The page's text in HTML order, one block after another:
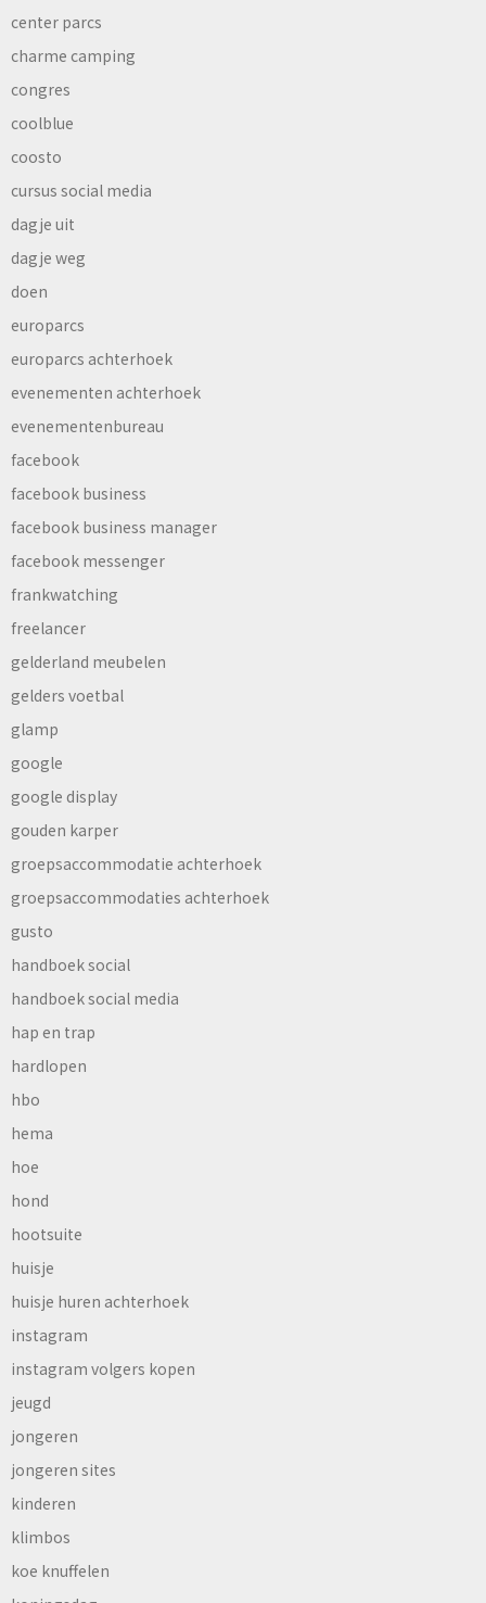
center parcs
charme camping
congres
coolblue
coosto
cursus social media
dagje uit
dagje weg
doen
europarcs
europarcs achterhoek
evenementen achterhoek
evenementenbureau
facebook
facebook business
facebook business manager
facebook messenger
frankwatching
freelancer
gelderland meubelen
gelders voetbal
glamp
google
google display
gouden karper
groepsaccommodatie achterhoek
groepsaccommodaties achterhoek
gusto
handboek social
handboek social media
hap en trap
hardlopen
hbo
hema
hoe
hond
hootsuite
huisje
huisje huren achterhoek
instagram
instagram volgers kopen
jeugd
jongeren
jongeren sites
kinderen
klimbos
koe knuffelen